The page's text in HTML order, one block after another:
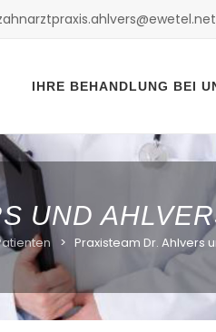
content
IHRE BEHANDLUNG BEI
UND
> Praxisteam Dr. Ahlvers